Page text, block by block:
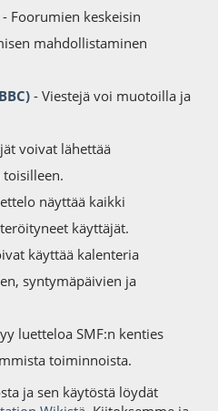
- Foorumien keskeisin
mahdollistaminen
- Viestejä voi muotoilla ja
voivat lähettää
näyttää kaikki
käyttäjät.
käyttää kalenteria
syntymäpäivien ja
luetteloa SMF:n kenties
toiminnoista.
ja sen käytöstä löydät